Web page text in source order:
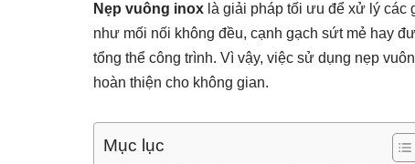
Nẹp vuông inox là giải pháp tối ưu để xử lý các
như mối nối không đều, cạnh gạch sứt mẻ hay
tổng thể công trình. Vì vậy, việc sử dụng nẹp
hoàn thiện cho không gian.
Mục lục